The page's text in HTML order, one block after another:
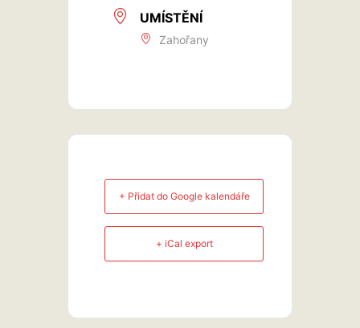
UMÍSTĚNÍ
Zahořany
+ Přidat do Google kalendáře
+ iCal export